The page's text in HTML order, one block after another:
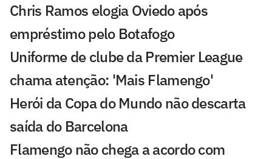
Chris Ramos elogia Oviedo após
empréstimo pelo Botafogo
Uniforme de clube da Premier League
chama atenção: 'Mais Flamengo'
Herói da Copa do Mundo não descarta
saída do Barcelona
Flamengo não chega a acordo com